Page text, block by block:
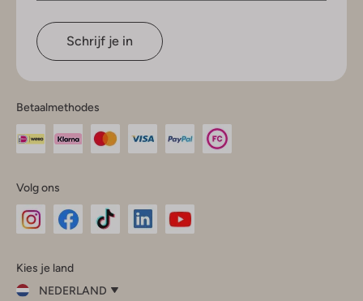
Schrijf je in
Betaalmethodes
Volg ons
InstagramFacebook
Kies je land
NEDERLAND